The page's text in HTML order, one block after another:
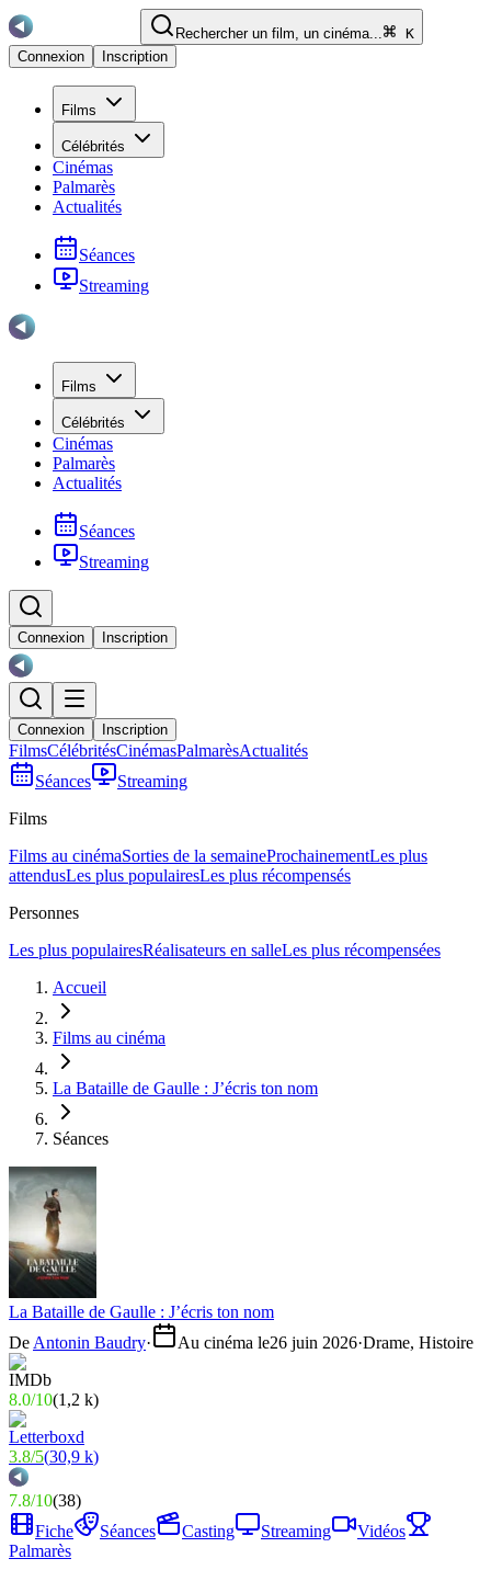
Rechercher un film, un cinéma...
K
Connexion
Inscription
Films
Célébrités
Cinémas
Palmarès
Actualités
Séances
Streaming
Films
Célébrités
Cinémas
Palmarès
Actualités
Séances
Streaming
Connexion Inscription
Connexion Inscription
FilmsCélébritésCinémasPalmarèsActualités
Séances
Streaming
Films
Films au cinémaSorties de la semaineProchainementLes plus
attendusLes plus populairesLes plus récompensés
Personnes
Les plus populairesRéalisateurs en salleLes plus récompensées
Accueil
Films au cinéma
La Bataille de Gaulle : J’écris ton nom
Séances
La Bataille de Gaulle : J’écris ton nom
De Antonin Baudry· Au cinéma le26 juin 2026·Drame, Histoire
8.0/10(1,2 k)
3.8/5(30,9 k)
7.8/10(38)
Fiche
Séances Casting Streaming
Vidéos
Palmarès